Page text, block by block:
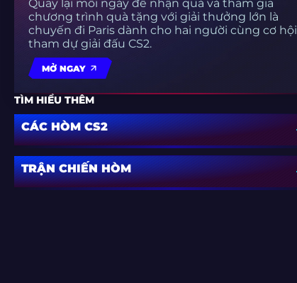
Quay lại mỗi ngày để nhận quà và tham gia
chương trình quà tặng với giải thưởng lớn là
chuyến đi Paris dành cho hai người cùng cơ hội
tham dự giải đấu CS2.
MỞ NGAY
TÌM HIỂU THÊM
CÁC HÒM CS2
TRẬN CHIẾN HÒM